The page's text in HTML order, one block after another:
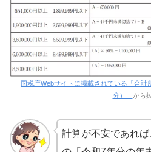
国税庁Webサイトに掲載されている「合
分）」 から
計算が不安であれば